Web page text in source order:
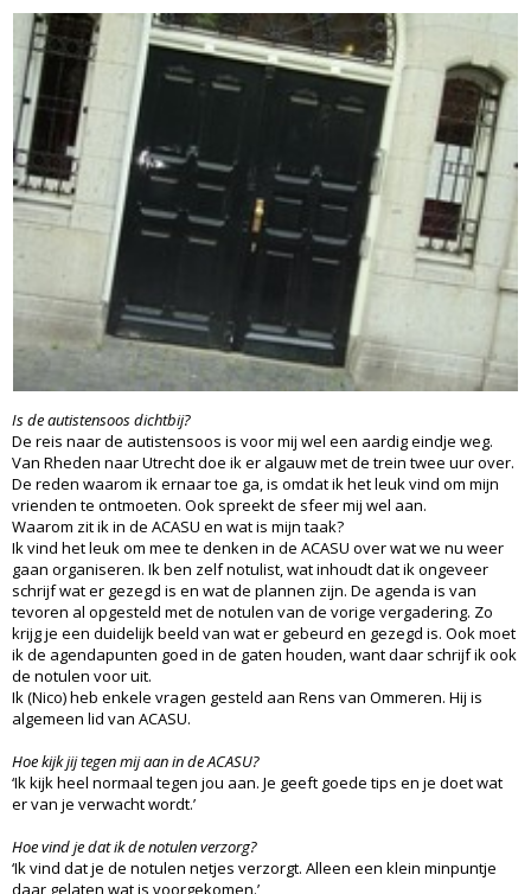
Is de autistensoos dichtbij?
De reis naar de autistensoos is voor mij wel een aardig eindje weg.
Van Rheden naar Utrecht doe ik er algauw met de trein twee uur over.
De reden waarom ik ernaar toe ga, is omdat ik het leuk vind om mijn
vrienden te ontmoeten. Ook spreekt de sfeer mij wel aan.
Waarom zit ik in de ACASU en wat is mijn taak?
Ik vind het leuk om mee te denken in de ACASU over wat we nu weer
gaan organiseren. Ik ben zelf notulist, wat inhoudt dat ik ongeveer
schrijf wat er gezegd is en wat de plannen zijn. De agenda is van
tevoren al opgesteld met de notulen van de vorige vergadering. Zo
krijg je een duidelijk beeld van wat er gebeurd en gezegd is. Ook moet
ik de agendapunten goed in de gaten houden, want daar schrijf ik ook
de notulen voor uit.
Ik (Nico) heb enkele vragen gesteld aan Rens van Ommeren. Hij is
algemeen lid van ACASU.
Hoe kijk jij tegen mij aan in de ACASU?
‘Ik kijk heel normaal tegen jou aan. Je geeft goede tips en je doet wat
er van je verwacht wordt.’
Hoe vind je dat ik de notulen verzorg?
‘Ik vind dat je de notulen netjes verzorgt. Alleen een klein minpuntje
daar gelaten wat is voorgekomen.’